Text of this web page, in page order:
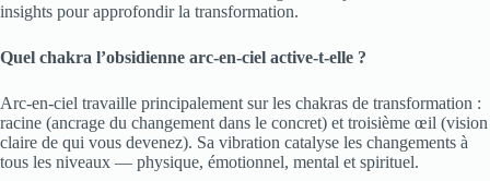
insights pour approfondir la transformation.
Quel chakra l’obsidienne arc-en-ciel active-t-elle ?
Arc-en-ciel travaille principalement sur les chakras de transformation :
racine (ancrage du changement dans le concret) et troisième œil (vision
claire de qui vous devenez). Sa vibration catalyse les changements à
tous les niveaux — physique, émotionnel, mental et spirituel.